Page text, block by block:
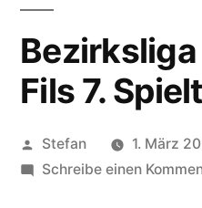
Fils 7.
Veröffentlicht
von
Stefan
1. März
Schreibe einen